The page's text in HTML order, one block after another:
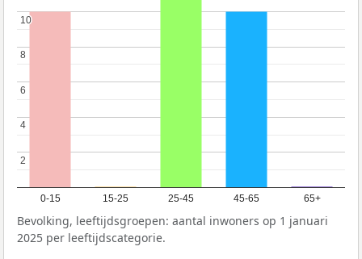
0-15 15-25 25-45 45-65 65+
2
2
4
4
6
6
8
8
10
10
Bevolking, leeftijdsgroepen: aantal inwoners op 1 januari
2025 per leeftijdscategorie.